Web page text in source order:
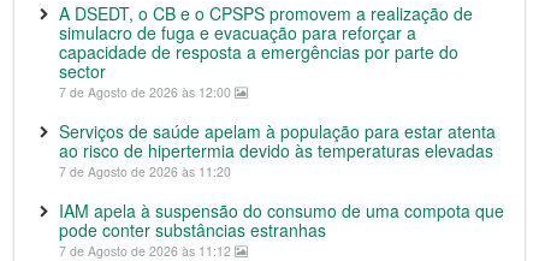
A DSEDT, o CB e o CPSPS promovem a realização de
simulacro de fuga e evacuação para reforçar a
capacidade de resposta a emergências por parte do
sector
7 de Agosto de 2026 às 12:00
Serviços de saúde apelam à população para estar atenta
ao risco de hipertermia devido às temperaturas elevadas
7 de Agosto de 2026 às 11:20
IAM apela à suspensão do consumo de uma compota que
pode conter substâncias estranhas
7 de Agosto de 2026 às 11:12